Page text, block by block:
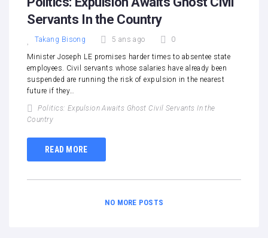
Servants In the Country
Takang Bisong 5 ans ago 0
Minister Joseph LE promises harder times to absentee state
employees. Civil servants whose salaries have already been
suspended are running the risk of expulsion in the nearest
future if they…
Politics: Expulsion Awaits Ghost Civil Servants In the
Country
READ MORE
NO MORE POSTS